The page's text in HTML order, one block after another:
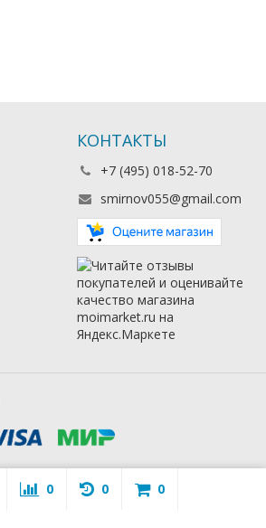
КОНТАКТЫ
+7 (495) 018-52-70
smirnov055@gmail.com
0 0 0